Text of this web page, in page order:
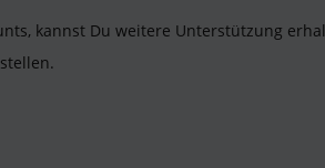
kannst Du weitere Unterstützung
stellen.